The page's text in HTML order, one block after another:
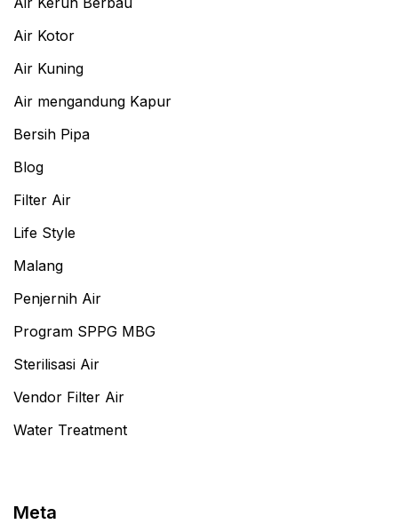
Air Kotor
Air Kuning
Air mengandung Kapur
Bersih Pipa
Blog
Filter Air
Life Style
Malang
Penjernih Air
Program SPPG MBG
Sterilisasi Air
Vendor Filter Air
Water Treatment
Meta